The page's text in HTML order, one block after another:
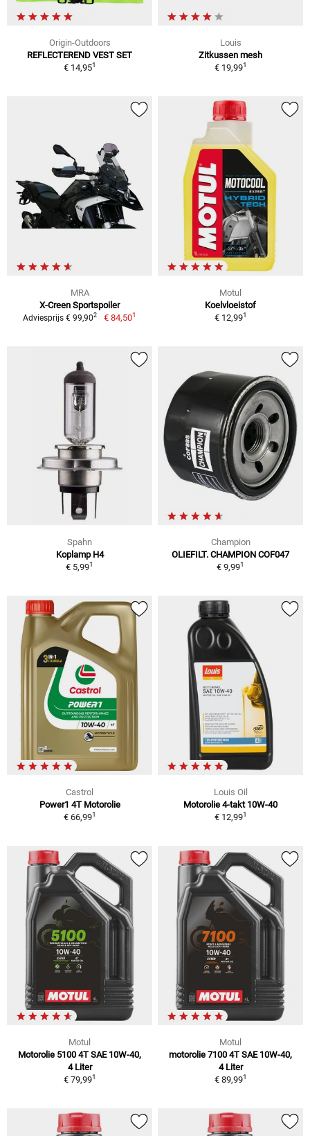
Origin-Outdoors
REFLECTEREND VEST SET
€ 14,951
Louis
Zitkussen mesh
€ 19,991
MRA
X-Creen Sportspoiler
Adviesprijs € 99,902 € 84,501
Motul
Koelvloeistof
€ 12,991
Spahn
Koplamp H4
€ 5,991
Champion
OLIEFILT. CHAMPION COF047
€ 9,991
Castrol
Power1 4T Motorolie
€ 66,991
Louis Oil
Motorolie 4-takt 10W-40
€ 12,991
Motul
Motorolie 5100 4T SAE 10W-40,
4 Liter
€ 79,991
Motul
motorolie 7100 4T SAE 10W-40,
4 Liter
€ 89,991